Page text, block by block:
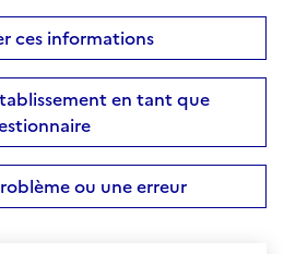
ces informations
en tant que
ou une erreur